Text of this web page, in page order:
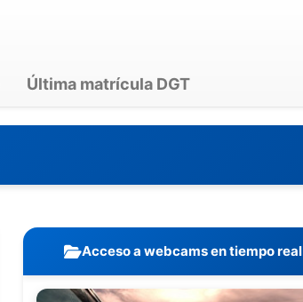
Última matrícula DGT
Acceso a webcams en tiempo real